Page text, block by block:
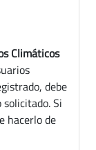
Climáticos
debe
Si
hacerlo de